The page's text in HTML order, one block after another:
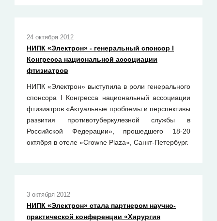
24 октября 2012
НИПК «Электрон» - генеральный спонсор I
Конгресса национальной ассоциации
фтизиатров
НИПК «Электрон» выступила в роли генерального
спонсора I Конгресса национальный ассоциации
фтизиатров «Актуальные проблемы и перспективы
развития противотуберкулезной службы в
Российской Федерации», прошедшего 18-20
октября в отеле «Crowne Plaza», Санкт-Петербург.
3 октября 2012
НИПК «Электрон» стала партнером научно-
практической конференции «Хирургия